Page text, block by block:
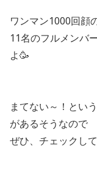
ワンマン1000回顔
11名のフルメンバ
よ🥳
まてない～！とい
があるそうなので
ぜひ、チェックし